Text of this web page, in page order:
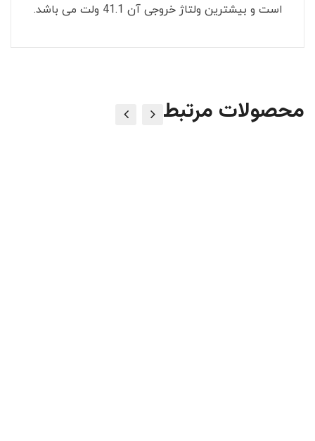
است و بیشترین ولتاژ خروجی آن 41.1 ولت می باشد.
محصولات مرتبط